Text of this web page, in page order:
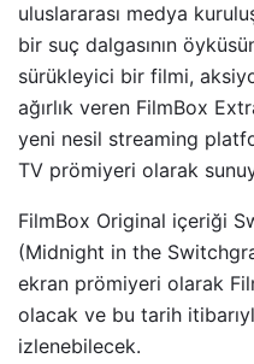
uluslararası medya
bir suç dalgasının
sürükleyici bir filmi,
ağırlık veren FilmBox
yeni nesil streaming
TV prömiyeri olarak
FilmBox Original içeriği
(Midnight in the
ekran prömiyeri olarak
olacak ve bu tarih
izlenebilecek.